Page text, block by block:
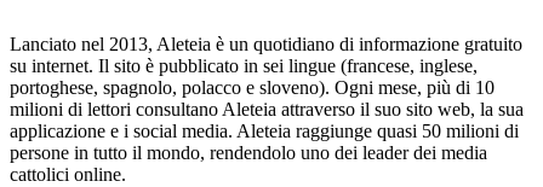
Lanciato nel 2013, Aleteia è un quotidiano di informazione gratuito
su internet. Il sito è pubblicato in sei lingue (francese, inglese,
portoghese, spagnolo, polacco e sloveno). Ogni mese, più di 10
milioni di lettori consultano Aleteia attraverso il suo sito web, la sua
applicazione e i social media. Aleteia raggiunge quasi 50 milioni di
persone in tutto il mondo, rendendolo uno dei leader dei media
cattolici online.